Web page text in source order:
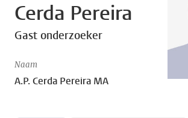
Cerda Pereira
Gast onderzoeker
Naam
A.P. Cerda Pereira MA